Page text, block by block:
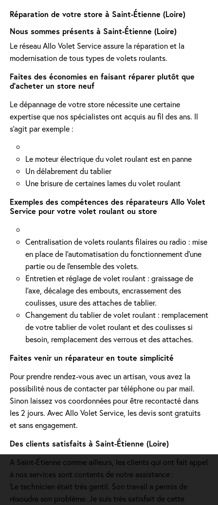
Réparation de votre store à Saint-Étienne (Loire)
Nous sommes présents à Saint-Étienne (Loire)
Le réseau Allo Volet Service assure la réparation et la
modernisation de tous types de volets roulants.
Faites des économies en faisant réparer plutôt que
d'acheter un store neuf
Le dépannage de votre store nécessite une certaine
expertise que nos spécialistes ont acquis au fil des ans. Il
s'agit par exemple :
Le moteur électrique du volet roulant est en panne
Un délabrement du tablier
Une brisure de certaines lames du volet roulant
Exemples des compétences des réparateurs Allo Volet
Service pour votre volet roulant ou store
Centralisation de volets roulants filaires ou radio : mise
en place de l'automatisation du fonctionnement d’une
partie ou de l'ensemble des volets.
Entretien et réglage de volet roulant : graissage de
l’axe, décalage des embouts, encrassement des
coulisses, usure des attaches de tablier.
Changement du tablier de volet roulant : remplacement
de votre tablier de volet roulant et des coulisses si
besoin, remplacement des verrous et des attaches.
Faites venir un réparateur en toute simplicité
Pour prendre rendez-vous avec un artisan, vous avez la
possibilité nous de contacter par téléphone ou par mail.
Sinon laissez vos coordonnées pour être recontacté dans
les 2 jours. Avec Allo Volet Service, les devis sont gratuits
et sans engagement.
Des clients satisfaits à Saint-Étienne (Loire)
A Saint-Étienne comme ailleurs, les clients qui ont fait appel
à nos services sont contents de notre assistance :
'Le technicien était très gentil. Son travail a permis de
résoudre son problème. Je suis très satisfait de cette